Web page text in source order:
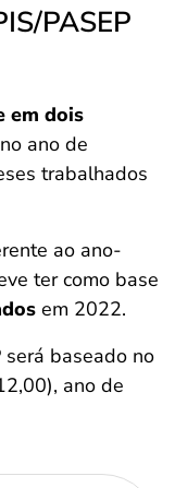
PASEP
em dois
ano de
trabalhados
ao ano-
ter como base
em 2022.
será baseado no
ano de